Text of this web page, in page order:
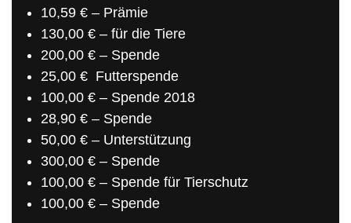
10,59 € – Prämie
130,00 € – für die Tiere
200,00 € – Spende
25,00 € Futterspende
100,00 € – Spende 2018
28,90 € – Spende
50,00 € – Unterstützung
300,00 € – Spende
100,00 € – Spende für Tierschutz
100,00 € – Spende